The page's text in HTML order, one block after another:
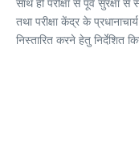
साथ ही परीक्षा से पूर्व सुरक्षा
तथा परीक्षा केंद्र के
निस्तारित करने हेतु निर्देशित